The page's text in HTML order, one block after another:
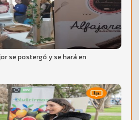
se postergó y se hará en